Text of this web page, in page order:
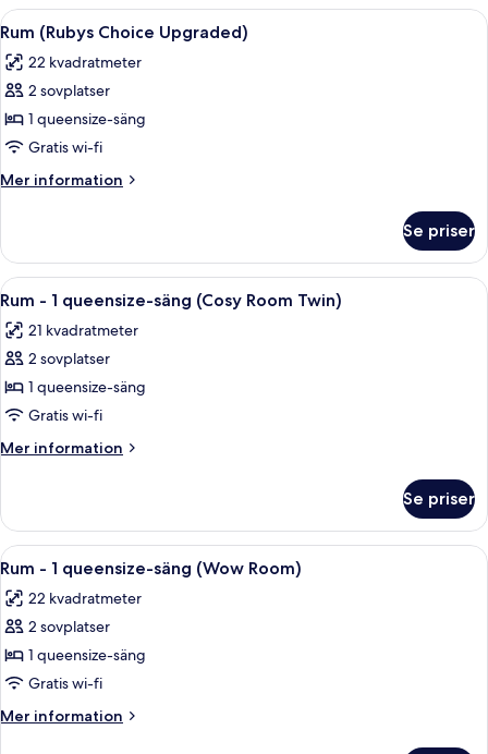
queensize-
(Loft
Room)
Öppna
alla
foton
för
Rum
(Rubys
Choice
Upgraded)
Ett modernt hotellrum med en
4
Rum (Rubys Choice Upgraded)
22 kvadratmeter
2 sovplatser
1 queensize-säng
Gratis wi-fi
Mer information
Mer
(Rubys
Choice
Upgraded)
Se priser
Öppna
alla
foton
för
Rum
-
1
queensize-
(Cosy
Room
Twin)
Ett hotellrum med två sängar, ett
4
Rum - 1 queensize-säng (Cosy Room Twin)
21 kvadratmeter
2 sovplatser
1 queensize-säng
Gratis wi-fi
Mer information
Mer
-
queensize-
(Cosy
Room
Se priser
Öppna
alla
foton
för
Rum
-
1
queensize-
Ett hotellrum med en säng, ett
4
Rum - 1 queensize-säng (Wow Room)
22 kvadratmeter
2 sovplatser
1 queensize-säng
Gratis wi-fi
Mer information
Mer